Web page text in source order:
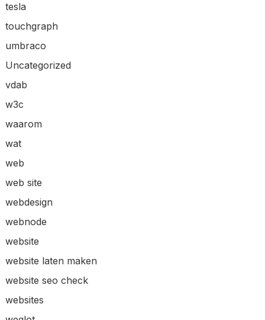
tesla
touchgraph
umbraco
Uncategorized
vdab
w3c
waarom
wat
web
web site
webdesign
webnode
website
website laten maken
website seo check
websites